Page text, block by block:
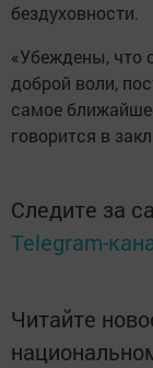
бездуховности.
«Убеждены, что
доброй воли,
самое
говорится в
Следите за
Telegram-
Читайте